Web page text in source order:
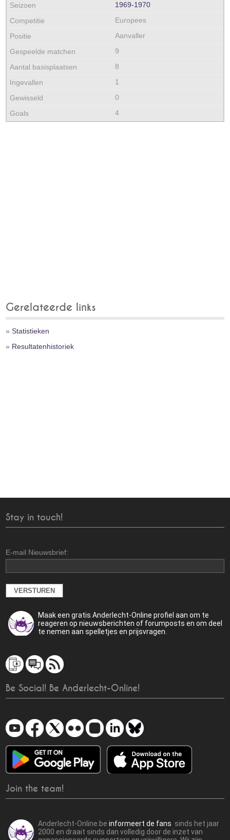
1969‑1970
Europees
Aanvaller
9
8
1
0
4
Gerelateerde links
»Statistieken
» Resultatenhistoriek
Stay in touch!
E-mail Nieuwsbrief:
Maak een gratis Anderlecht-Online profiel aan om te
reageren op nieuwsberichten of forumposts en om deel
te nemen aan spelletjes en prijsvragen.
Be Social! Be Anderlecht-Online!
Join the team!
Anderlecht-Online.beinformeert de fans sinds het jaar
2000 en draait sinds dan volledig door de inzet van